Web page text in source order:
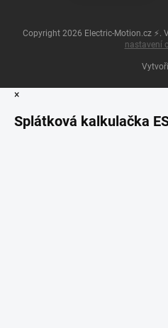
Copyright 2026 Electric-Motion.cz ⚡.
nastavení
×
Splátková kalkulačka